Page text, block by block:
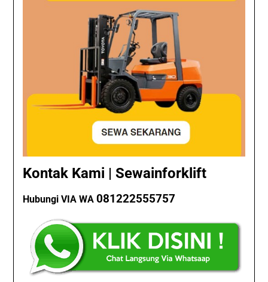
Kontak Kami | Sewainforklift
Hubungi VIA WA081222555757